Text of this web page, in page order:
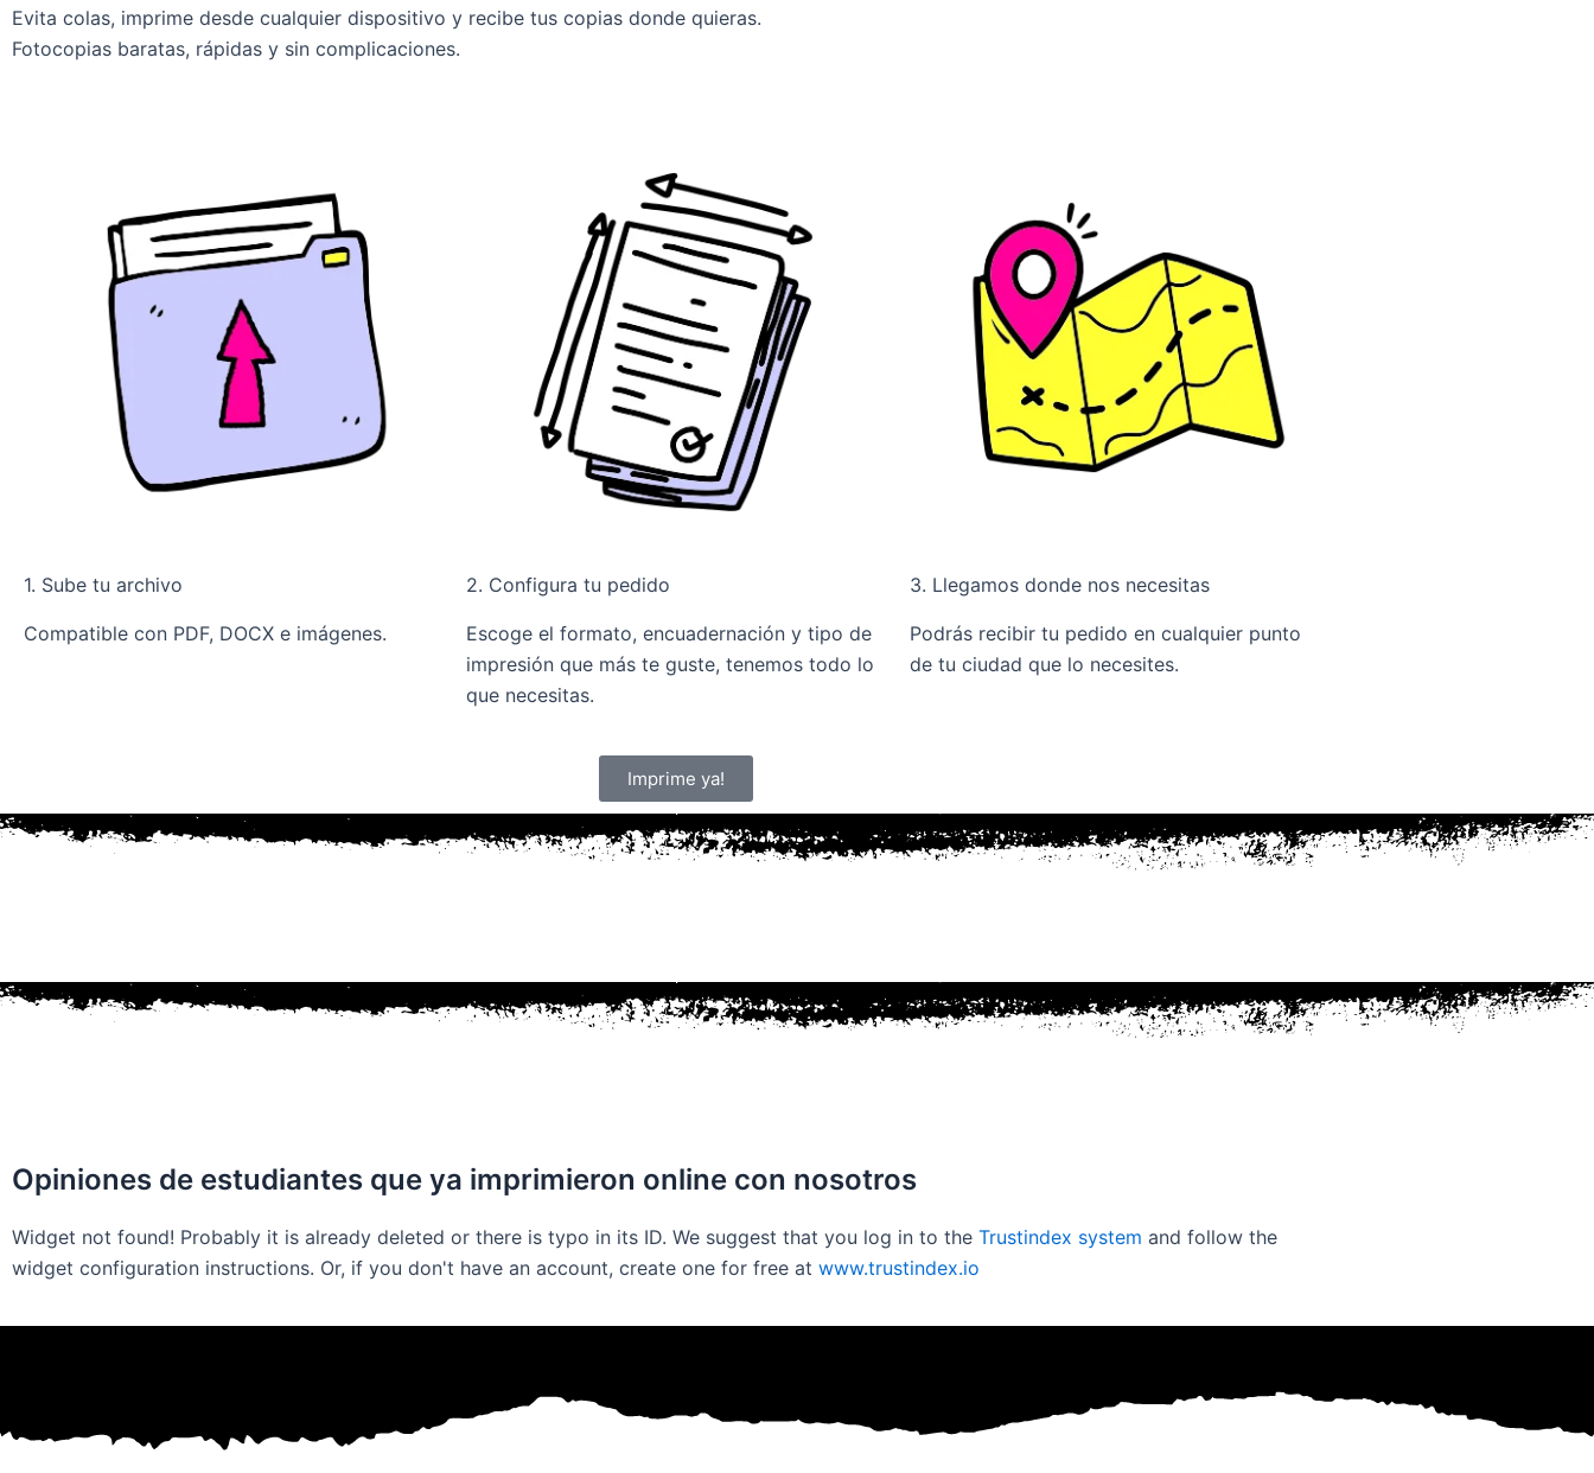
Evita colas, imprime desde cualquier dispositivo y recibe tus copias donde quieras.
Fotocopias baratas, rápidas y sin complicaciones.
1. Sube tu archivo
Compatible con PDF, DOCX e imágenes.
2. Configura tu pedido
Escoge el formato, encuadernación y tipo de
impresión que más te guste, tenemos todo lo
que necesitas.
3. Llegamos donde nos necesitas
Podrás recibir tu pedido en cualquier punto
de tu ciudad que lo necesites.
Imprime ya!
Opiniones de estudiantes que ya imprimieron online con nosotros
Widget not found! Probably it is already deleted or there is typo in its ID. We suggest that you log in to the Trustindex system and follow the
widget configuration instructions. Or, if you don't have an account, create one for free at www.trustindex.io